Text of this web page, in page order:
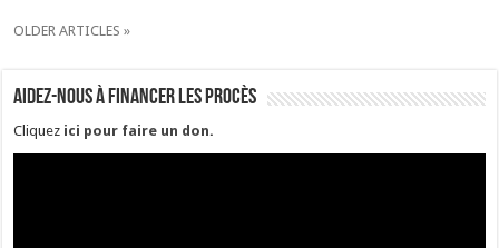
OLDER ARTICLES »
Aidez-nous à financer les procès
Cliquez ici pour faire un don.